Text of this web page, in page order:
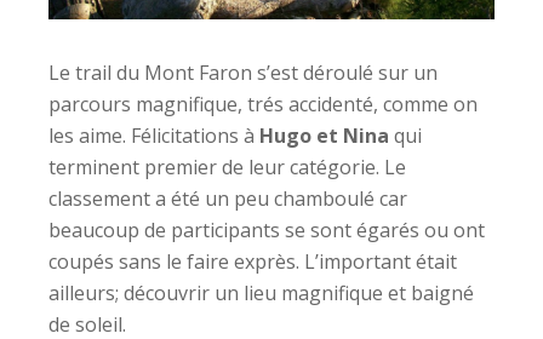
Le trail du Mont Faron s’est déroulé sur un
parcours magnifique, trés accidenté, comme on
les aime. Félicitations à Hugo et Nina qui
terminent premier de leur catégorie. Le
classement a été un peu chamboulé car
beaucoup de participants se sont égarés ou ont
coupés sans le faire exprès. L’important était
ailleurs; découvrir un lieu magnifique et baigné
de soleil.